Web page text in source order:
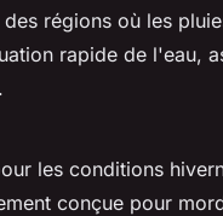
régions où les
rapide de l'eau,
les conditions
conçue pour